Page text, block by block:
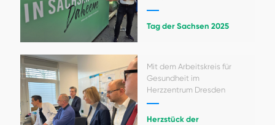
Tag der Sachsen 2025
Mit dem Arbeitskreis für
Gesundheit im
Herzzentrum Dresden
Herzstück der